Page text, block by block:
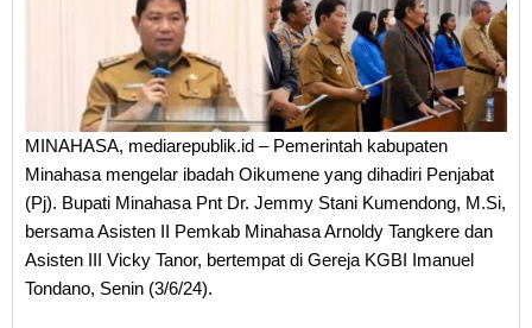
MINAHASA, mediarepublik.id – Pemerintah kabupaten
Minahasa mengelar ibadah Oikumene yang dihadiri Penjabat
(Pj). Bupati Minahasa Pnt Dr. Jemmy Stani Kumendong, M.Si,
bersama Asisten II Pemkab Minahasa Arnoldy Tangkere dan
Asisten III Vicky Tanor, bertempat di Gereja KGBI Imanuel
Tondano, Senin (3/6/24).